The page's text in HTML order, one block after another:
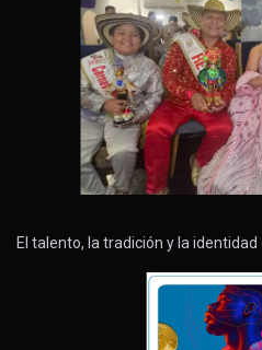
El talento, la tradición y la identidad